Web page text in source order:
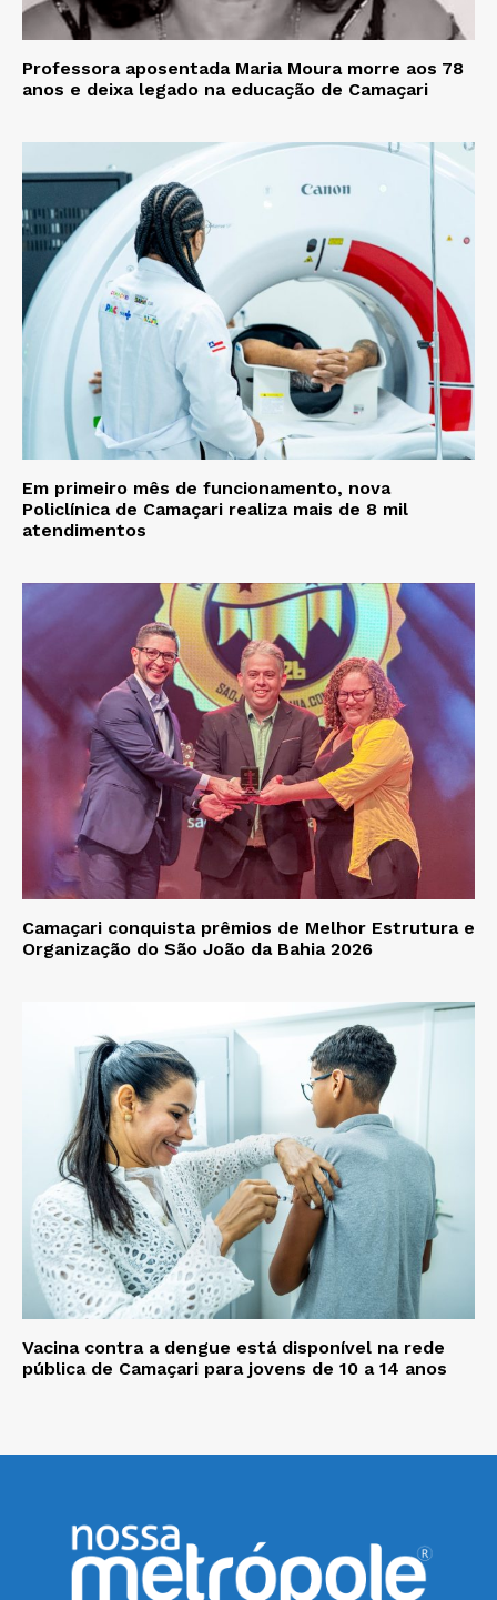
Professora aposentada Maria Moura morre aos 78
anos e deixa legado na educação de Camaçari
Em primeiro mês de funcionamento, nova
Policlínica de Camaçari realiza mais de 8 mil
atendimentos
Camaçari conquista prêmios de Melhor Estrutura e
Organização do São João da Bahia 2026
Vacina contra a dengue está disponível na rede
pública de Camaçari para jovens de 10 a 14 anos